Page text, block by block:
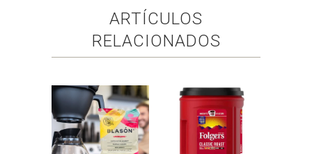
ARTÍCULOS
RELACIONADOS